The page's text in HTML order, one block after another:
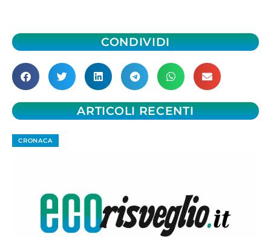
CONDIVIDI
ARTICOLI RECENTI
CRONACA